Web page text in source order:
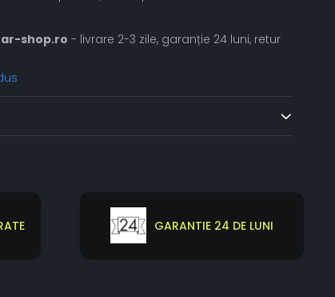
shop.ro - livrare 2-3 zile, garanție 24 luni, retur
GARANTIE 24 DE LUNI